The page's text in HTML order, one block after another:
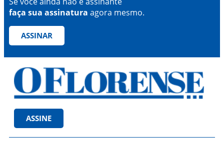
faça sua assinatura agora mesmo.
ASSINAR
ASSINE